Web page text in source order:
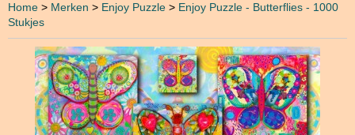
Home > Merken > Enjoy Puzzle > Enjoy Puzzle - Butterflies - 1000
Stukjes